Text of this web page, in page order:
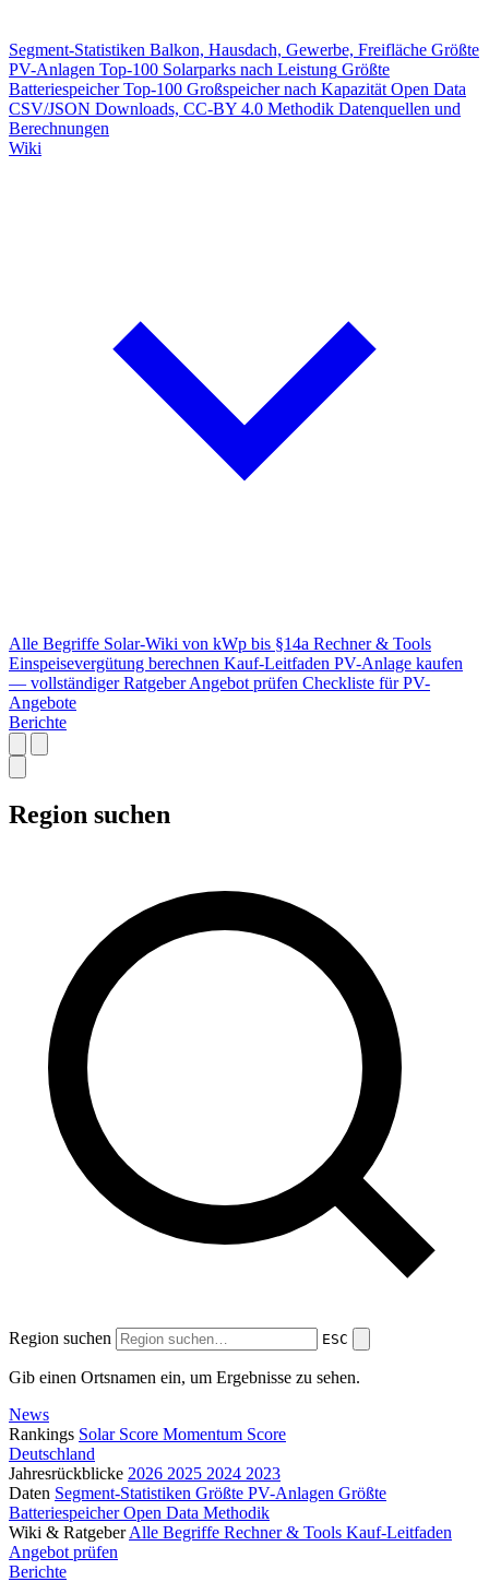
Segment-Statistiken Balkon, Hausdach, Gewerbe, Freifläche Größte
PV-Anlagen Top-100 Solarparks nach Leistung Größte
Batteriespeicher Top-100 Großspeicher nach Kapazität Open Data
CSV/JSON Downloads, CC-BY 4.0 Methodik Datenquellen und
Berechnungen
Wiki
Alle Begriffe Solar-Wiki von kWp bis §14a Rechner & Tools
Einspeisevergütung berechnen Kauf-Leitfaden PV-Anlage kaufen
— vollständiger Ratgeber Angebot prüfen Checkliste für PV-
Angebote
Berichte
Region suchen
Region suchen ESC
Gib einen Ortsnamen ein, um Ergebnisse zu sehen.
News
Rankings Solar Score Momentum Score
Deutschland
Jahresrückblicke 2026 2025 2024 2023
Daten Segment-Statistiken Größte PV-Anlagen Größte
BatteriespeicherOpen Data Methodik
Wiki & Ratgeber Alle Begriffe Rechner & Tools Kauf-Leitfaden
Angebot prüfen
Berichte